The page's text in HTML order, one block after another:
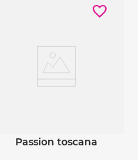
passion toscana